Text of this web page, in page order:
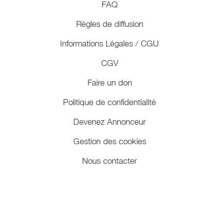
FAQ
Règles de diffusion
Informations Légales / CGU
CGV
Faire un don
Politique de confidentialité
Devenez Annonceur
Gestion des cookies
Nous contacter